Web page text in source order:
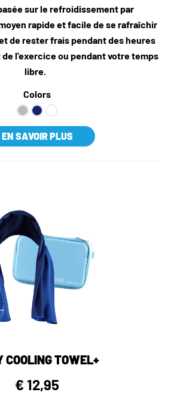
sur le refroidissement par
rapide et facile de se rafraîchir
de rester frais pendant des heures
l'exercice ou pendant votre temps
libre.
Colors
EN SAVOIR PLUS
COOLING TOWEL+
€ 12,95